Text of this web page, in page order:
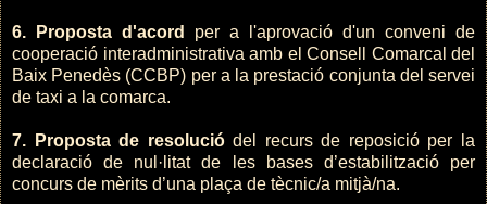
6. Proposta d'acord per a l'aprovació d'un conveni de
cooperació interadministrativa amb el Consell Comarcal del
Baix Penedès (CCBP) per a la prestació conjunta del servei
de taxi a la comarca.
7. Proposta de resoluciódel recurs de reposició per la
declaració de nul·litat de les bases d’estabilització per
concurs de mèrits d’una plaça de tècnic/a mitjà/na.